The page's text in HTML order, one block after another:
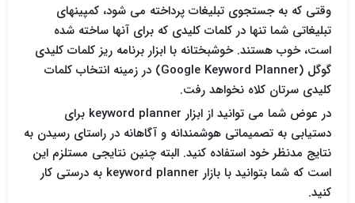
وقتی که به جستجوی تبلیغات پرداخته می شود، کمپینهای
تبلیغاتی شما تنها در کلمات کلیدی که برای آنها ساخته شده
است، خوب هستند. خوشبختانه با ابزار برنامه ریز کلمات کلیدی
گوگل (Google Keyword Planner) در زمینه انتخاب کلمات
کلیدی سرتان کلاه نخواهد رفت.
در عوض شما می توانید از ابزار keyword planner برای
دستیابی به تصمیماتی هوشمندانه و آگاهانه در راستای رسیدن به
نتایج مدنظر خود استفاده کنید. البته چنین نتایجی مستلزم این
است که شما بتوانید با بازار keyword planner به درستی کار
کنید.